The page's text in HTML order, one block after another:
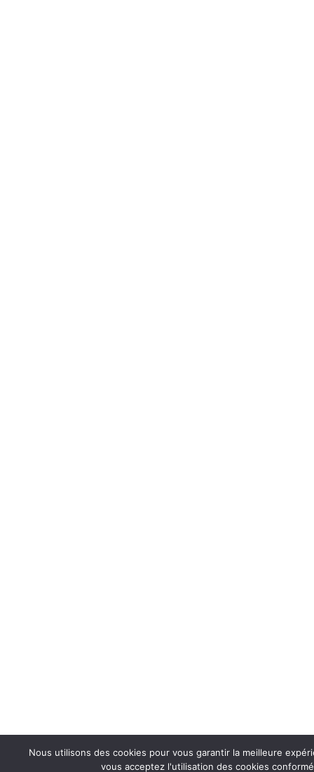
Nous utilisons des cookies pour vous garantir la meilleure
vous acceptez l'utilisation des cookies